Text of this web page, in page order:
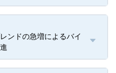
ンドの急増によるバイ